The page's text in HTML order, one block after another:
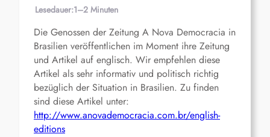
Lesedauer:1–2 Minuten
Die Genossen der Zeitung A Nova Democracia in
Brasilien veröffentlichen im Moment ihre Zeitung
und Artikel auf englisch. Wir empfehlen diese
Artikel als sehr informativ und politisch richtig
bezüglich der Situation in Brasilien. Zu finden
sind diese Artikel unter:
http://www.anovademocracia.com.br/english-
editions